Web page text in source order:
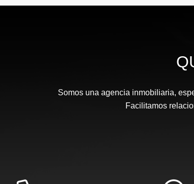
$850.000.000
Somos una agencia inmobiliaria,
Facilitamos